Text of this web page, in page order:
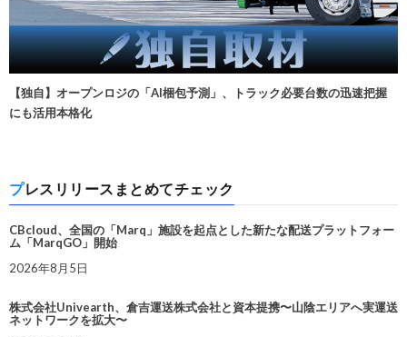
【独自】オープンロジの「AI梱包予測」、トラック必要台数の迅速把握
にも活用本格化
プレスリリースまとめてチェック
CBcloud、全国の「Marq」施設を起点とした新たな配送プラットフォー
ム「MarqGO」開始
2026年8月5日
株式会社Univearth、倉吉運送株式会社と資本提携〜山陰エリアへ実運送
ネットワークを拡大〜